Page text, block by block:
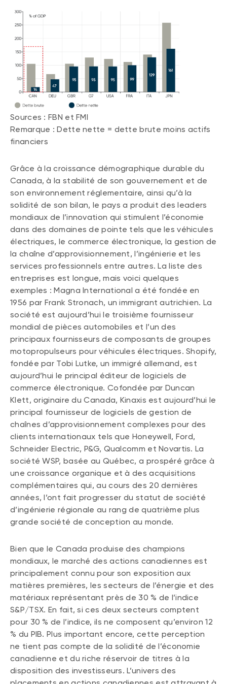
Sources : FBN et FMI
Remarque : Dette nette = dette brute moins actifs
financiers
Grâce à la croissance démographique durable du
Canada, à la stabilité de son gouvernement et de
son environnement réglementaire, ainsi qu’à la
solidité de son bilan, le pays a produit des leaders
mondiaux de l’innovation qui stimulent l’économie
dans des domaines de pointe tels que les véhicules
électriques, le commerce électronique, la gestion de
la chaîne d’approvisionnement, l’ingénierie et les
services professionnels entre autres. La liste des
entreprises est longue, mais voici quelques
exemples : Magna International a été fondée en
1956 par Frank Stronach, un immigrant autrichien. La
société est aujourd’hui le troisième fournisseur
mondial de pièces automobiles et l’un des
principaux fournisseurs de composants de groupes
motopropulseurs pour véhicules électriques. Shopify,
fondée par Tobi Lutke, un immigré allemand, est
aujourd’hui le principal éditeur de logiciels de
commerce électronique. Cofondée par Duncan
Klett, originaire du Canada, Kinaxis est aujourd’hui le
principal fournisseur de logiciels de gestion de
chaînes d’approvisionnement complexes pour des
clients internationaux tels que Honeywell, Ford,
Schneider Electric, P&G, Qualcomm et Novartis. La
société WSP, basée au Québec, a prospéré grâce à
une croissance organique et à des acquisitions
complémentaires qui, au cours des 20 dernières
années, l’ont fait progresser du statut de société
d’ingénierie régionale au rang de quatrième plus
grande société de conception au monde.
Bien que le Canada produise des champions
mondiaux, le marché des actions canadiennes est
principalement connu pour son exposition aux
matières premières, les secteurs de l’énergie et des
matériaux représentant près de 30 % de l’indice
S&P/TSX. En fait, si ces deux secteurs comptent
pour 30 % de l’indice, ils ne composent qu’environ 12
% du PIB. Plus important encore, cette perception
ne tient pas compte de la solidité de l’économie
canadienne et du riche réservoir de titres à la
disposition des investisseurs. L’univers des